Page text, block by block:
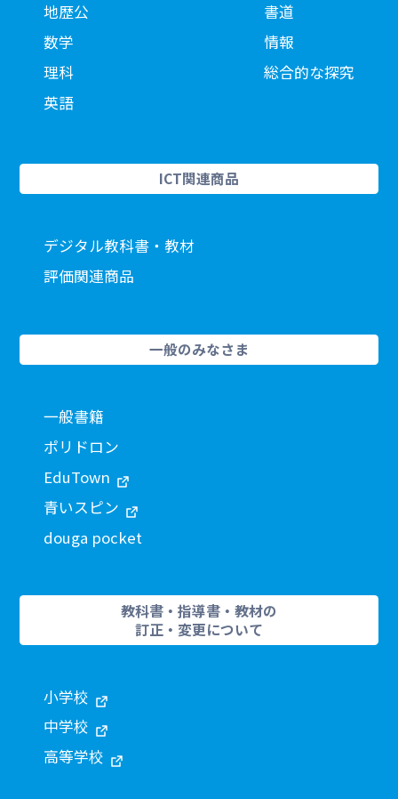
地歴公
数学
理科
英語
書道
情報
総合的な探究
ICT関連商品
デジタル教科書・教材
評価関連商品
一般のみなさま
一般書籍
ポリドロン
EduTown
青いスピン
douga pocket
教科書・指導書・教材の
訂正・変更について
小学校
中学校
高等学校